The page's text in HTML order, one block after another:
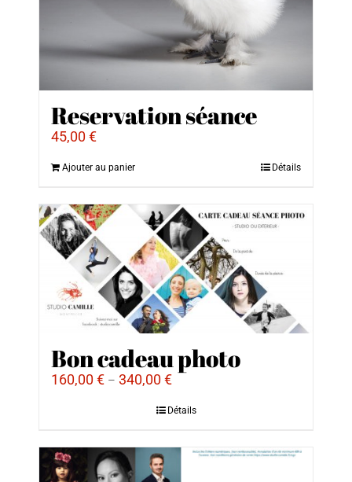
Reservation séance
45,00€
Ajouter au panier Détails
Bon cadeau photo
160,00€ –340,00€
Détails